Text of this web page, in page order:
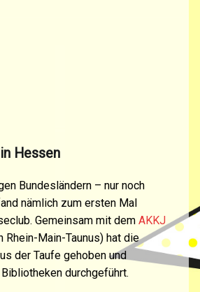
Hessen
Bundesländern – nur noch
nämlich zum ersten Mal
Gemeinsam mit dem AKKJ
Main-Taunus) hat die
der Taufe gehoben und
durchgeführt.